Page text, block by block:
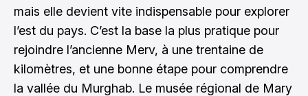
mais elle devient vite indispensable pour explorer
l’est du pays. C’est la base la plus pratique pour
rejoindre l’ancienne Merv, à une trentaine de
kilomètres, et une bonne étape pour comprendre
la vallée du Murghab. Le musée régional de Mary